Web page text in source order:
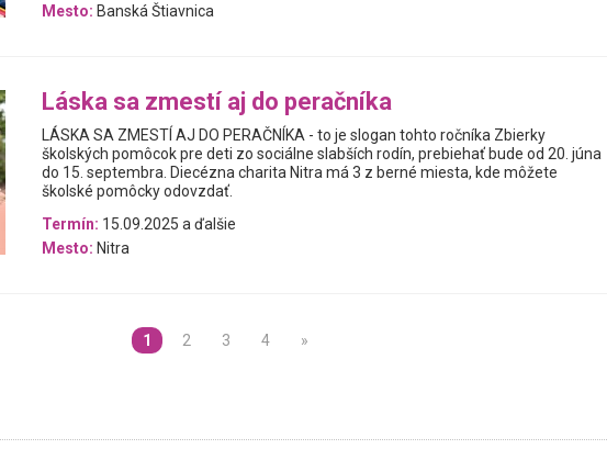
Mesto: Banská Štiavnica
Láska sa zmestí aj do peračníka
LÁSKA SA ZMESTÍ AJ DO PERAČNÍKA - to je slogan tohto ročníka Zbierky
školských pomôcok pre deti zo sociálne slabších rodín, prebiehať bude od 20. júna
do 15. septembra. Diecézna charita Nitra má 3 z berné miesta, kde môžete
školské pomôcky odovzdať.
Termín: 15.09.2025 a ďalšie
Mesto: Nitra
1 2 3 4 »